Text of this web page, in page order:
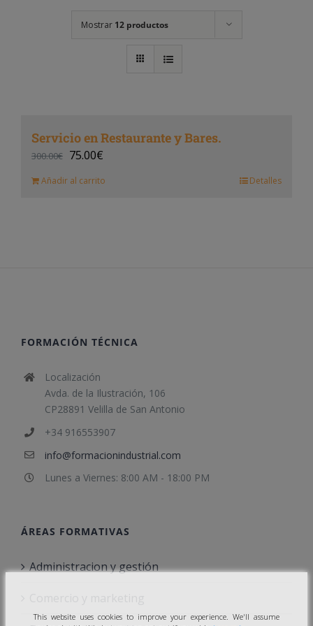
Mostrar 12 productos
Servicio en Restaurante y Bares.
300.00€ 75.00€
Añadir al carrito Detalles
FORMACIÓN TÉCNICA
Localización
Avda. de la Ilustración, 106
CP28891 Velilla de San Antonio
+34 916553907
info@formacionindustrial.com
Lunes a Viernes: 8:00 AM - 18:00 PM
ÁREAS FORMATIVAS
Administracion y gestión
This website uses cookies to improve your experience. We'll assume